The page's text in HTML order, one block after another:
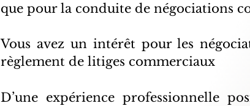
que pour la conduite de négociations
Vous avez un intérêt pour les
règlement de litiges commerciaux
​D’une expérience professionnelle